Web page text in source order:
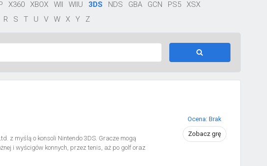
X360 XBOX WII WIIU 3DS NDS GBA GCN PS5
XSX
R S T U V W X Y Z
z myślą o konsoli Nintendo 3DS. Gracze mogą
i wyścigów konnych, przez tenis, aż po golf oraz
Ocena: Brak
Zobacz grę